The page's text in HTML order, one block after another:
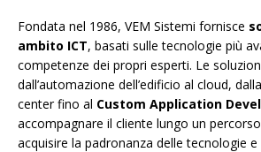
Fondata nel 1986, VEM Sistemi fornisce
ambito ICT, basati sulle tecnologie più
competenze dei propri esperti. Le
dall’automazione dell’edificio al cloud,
center fino al Custom Application
accompagnare il cliente lungo un
acquisire la padronanza delle tecnologie